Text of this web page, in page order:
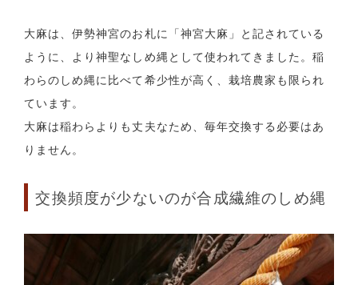
大麻は、伊勢神宮のお札に「神宮大麻」と記されている
ように、より神聖なしめ縄として使われてきました。稲
わらのしめ縄に比べて希少性が高く、栽培農家も限られ
ています。
大麻は稲わらよりも丈夫なため、毎年交換する必要はあ
りません。
交換頻度が少ないのが合成繊維のしめ縄